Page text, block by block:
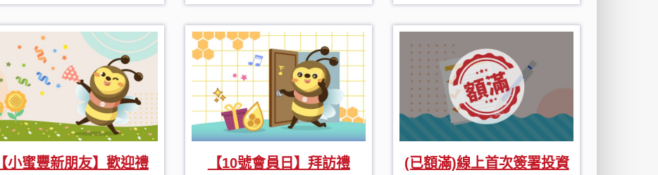
【小蜜豐新朋友】歡迎禮 【10號會員日】拜訪禮
(已額滿)線上首次簽署投資